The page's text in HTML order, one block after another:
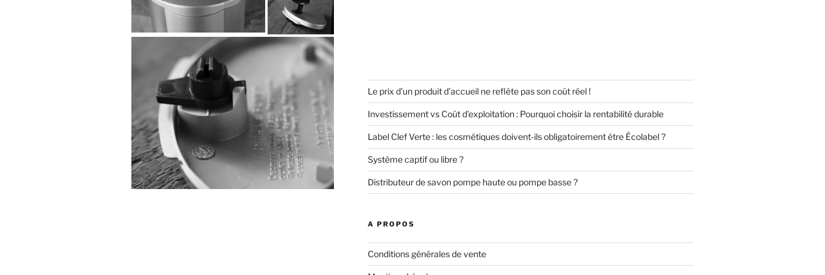
Le prix d’un produit d’accueil ne reflète pas son coût réel !
Investissement vs Coût d’exploitation : Pourquoi choisir la rentabilité durable
Label Clef Verte : les cosmétiques doivent-ils obligatoirement être Écolabel ?
Système captif ou libre ?
Distributeur de savon pompe haute ou pompe basse ?
A PROPOS
Conditions générales de vente